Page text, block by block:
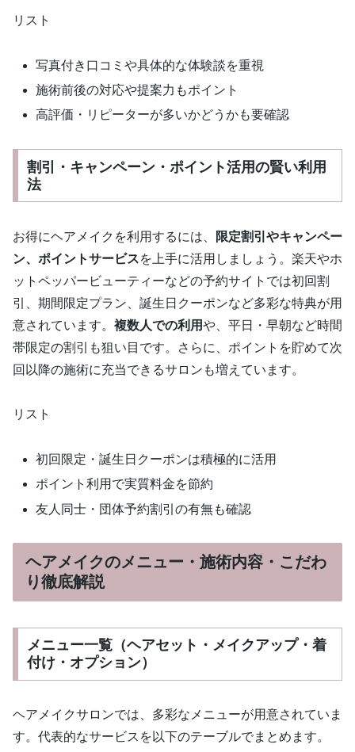
リスト
写真付き口コミや具体的な体験談を重視
施術前後の対応や提案力もポイント
高評価・リピーターが多いかどうかも要確認
割引・キャンペーン・ポイント活用の賢い利用
法
お得にヘアメイクを利用するには、
限定割引やキャンペー
ン、ポイントサービスを上手に活用しましょう。楽天やホ
ットペッパービューティーなどの予約サイトでは初回割
引、期間限定プラン、誕生日クーポンなど多彩な特典が用
意されています。 複数人での利用や、平日・早朝など時間
帯限定の割引も狙い目です。さらに、ポイントを貯めて次
回以降の施術に充当できるサロンも増えています。
リスト
初回限定・誕生日クーポンは積極的に活用
ポイント利用で実質料金を節約
友人同士・団体予約割引の有無も確認
ヘアメイクのメニュー・施術内容・こだわ
り徹底解説
メニュー一覧（ヘアセット・メイクアップ・着
付け・オプション）
ヘアメイクサロンでは、多彩なメニューが用意されていま
す。代表的なサービスを以下のテーブルでまとめます。